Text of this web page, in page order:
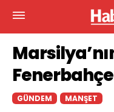
GÜNDEM MANŞET